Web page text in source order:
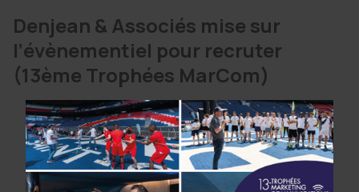
Denjean & Associés mise sur
l’évènementiel pour recruter
(13ème Trophées MarCom)